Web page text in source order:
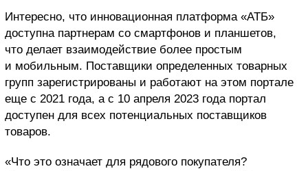
Интересно, что инновационная платформа «АТБ»
доступна партнерам со смартфонов и планшетов,
что делает взаимодействие более простым
и мобильным. Поставщики определенных товарных
групп зарегистрированы и работают на этом портале
еще с 2021 года, а с 10 апреля 2023 года портал
доступен для всех потенциальных поставщиков
товаров.
«Что это означает для рядового покупателя?